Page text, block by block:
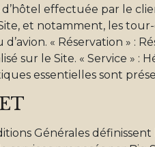
effectuée par le
et notamment, les
d’avion. « Réservation » :
sur le Site. « Service » :
essentielles sont
Générales